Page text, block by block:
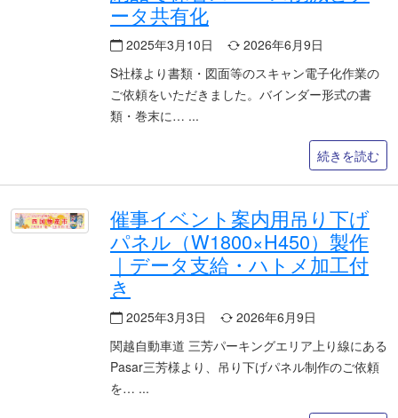
ータ共有化
2025年3月10日
2026年6月9日
S社様より書類・図面等のスキャン電子化作業の
ご依頼をいただきました。バインダー形式の書
類・巻末に…
続きを読む
催事イベント案内用吊り下げ
パネル（W1800×H450）製作
｜データ支給・ハトメ加工付
き
2025年3月3日
2026年6月9日
関越自動車道 三芳パーキングエリア上り線にある
Pasar三芳様より、吊り下げパネル制作のご依頼
を…